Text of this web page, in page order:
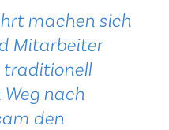
machen sich
Mitarbeiter
traditionell
nach
den